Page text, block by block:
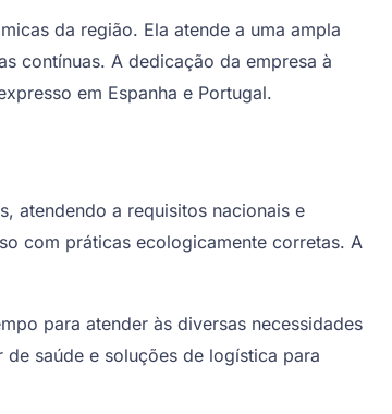
da região. Ela atende a uma ampla
contínuas. A dedicação da empresa à
em Espanha e Portugal.
atendendo a requisitos nacionais e
com práticas ecologicamente corretas. A
para atender às diversas necessidades
saúde e soluções de logística para